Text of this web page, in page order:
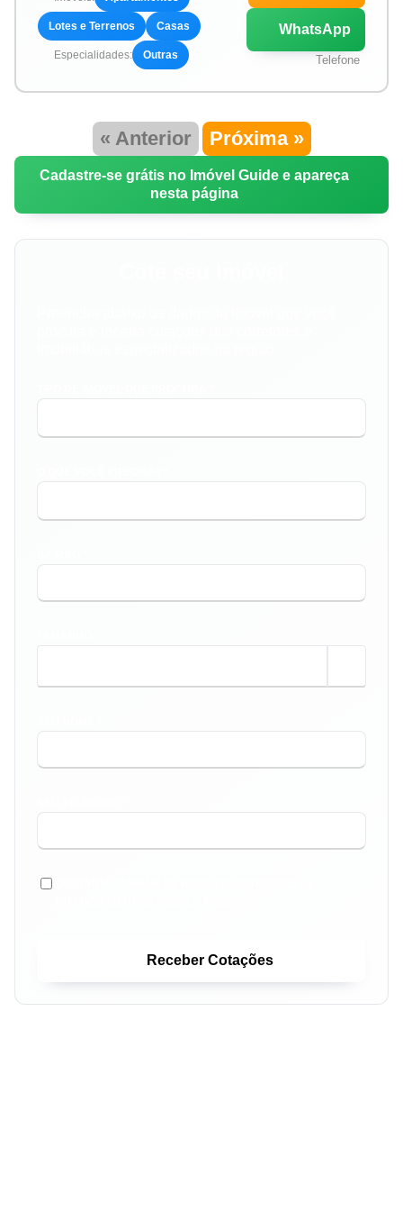
Lotes e Terrenos Casas
Especialidades: Outras
WhatsApp
Telefone
« Anterior Próxima »
Cadastre-se grátis no Imóvel Guide e apareça
nesta página
Receber Cotações